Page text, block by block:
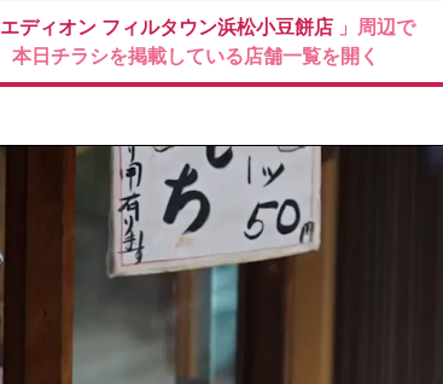
エディオン フィルタウン浜松小豆餅店 」周辺で
本日チラシを掲載している店舗一覧を開く